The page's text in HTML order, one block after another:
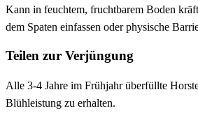
Kann in feuchtem, fruchtbarem Boden
dem Spaten einfassen oder physische
Teilen zur Verjüngung
Alle 3-4 Jahre im Frühjahr überfüllte
Blühleistung zu erhalten.